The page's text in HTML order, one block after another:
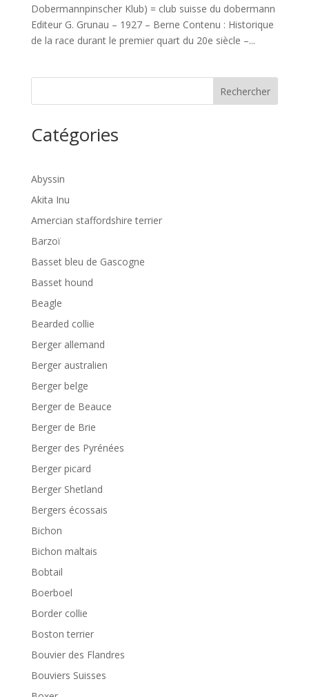
Dobermannpinscher Klub) = club suisse du dobermann
Editeur G. Grunau – 1927 – Berne Contenu : Historique
de la race durant le premier quart du 20e siècle –...
Rechercher
Catégories
Abyssin
Akita Inu
Amercian staffordshire terrier
Barzoï
Basset bleu de Gascogne
Basset hound
Beagle
Bearded collie
Berger allemand
Berger australien
Berger belge
Berger de Beauce
Berger de Brie
Berger des Pyrénées
Berger picard
Berger Shetland
Bergers écossais
Bichon
Bichon maltais
Bobtail
Boerboel
Border collie
Boston terrier
Bouvier des Flandres
Bouviers Suisses